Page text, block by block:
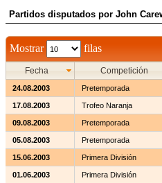
Partidos disputados por John
Mostrar filas
Fecha Competición
24.08.2003 Pretemporada
17.08.2003 Trofeo Naranja
09.08.2003 Pretemporada
05.08.2003 Pretemporada
15.06.2003 Primera División
01.06.2003 Primera División